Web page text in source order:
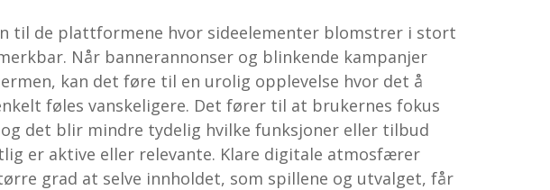
til de plattformene hvor sideelementer blomstrer i stort
Når bannerannonser og blinkende kampanjer
kan det føre til en urolig opplevelse hvor det å
føles vanskeligere. Det fører til at brukernes fokus
og det blir mindre tydelig hvilke funksjoner eller tilbud
er aktive eller relevante. Klare digitale atmosfærer
grad at selve innholdet, som spillene og utvalget, får